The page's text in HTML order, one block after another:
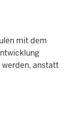
mit dem
werden, anstatt